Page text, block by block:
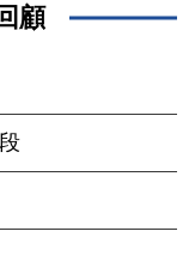
顧